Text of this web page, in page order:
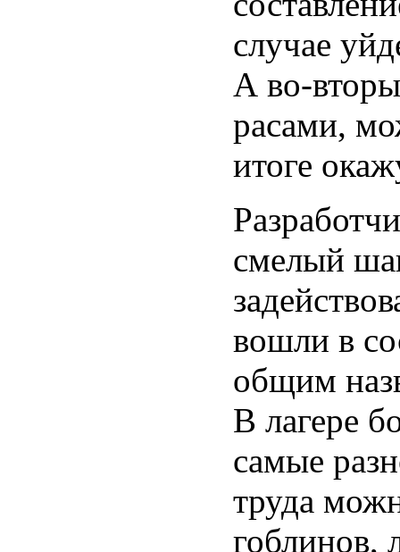
случае
А во-
расами,
итоге
смелый
вошли в
общим
В лагере
самые
труда
гоблинов,